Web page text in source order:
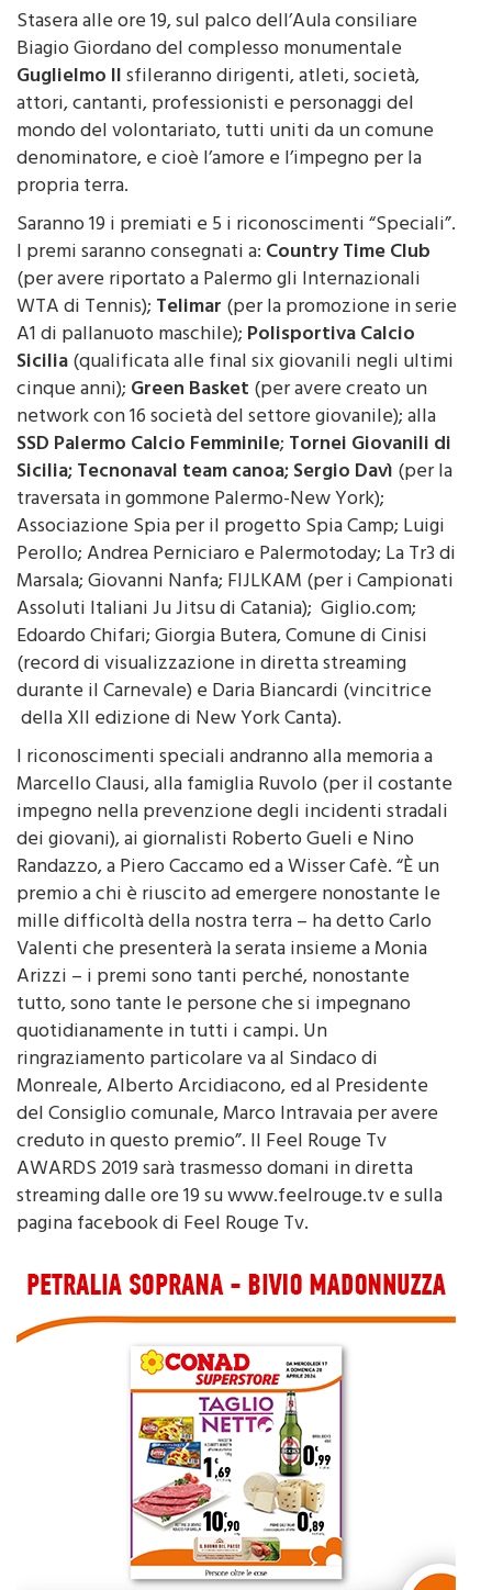
Stasera alle ore 19, sul palco dell’Aula consiliare
Biagio Giordano del complesso monumentale
Guglielmo IIsfileranno dirigenti, atleti, società,
attori, cantanti, professionisti e personaggi del
mondo del volontariato, tutti uniti da un comune
denominatore, e cioè l’amore e l’impegno per la
propria terra.
Saranno 19 i premiati e 5 i riconoscimenti “Speciali”.
I premi saranno consegnati a:Country Time Club
(per avere riportato a Palermo gli Internazionali
WTA di Tennis);Telimar(per la promozione in serie
A1 di pallanuoto maschile);Polisportiva Calcio
Sicilia(qualificata alle final six giovanili negli ultimi
cinque anni);Green Basket(per avere creato un
network con 16 società del settore giovanile); alla
SSD Palermo Calcio Femminile;Tornei Giovanili di
Sicilia; Tecnonaval team canoa; Sergio Davì(per la
traversata in gommone Palermo-New York);
Associazione Spia per il progetto Spia Camp; Luigi
Perollo; Andrea Perniciaro e Palermotoday; La Tr3 di
Marsala; Giovanni Nanfa; FIJLKAM (per i Campionati
Assoluti Italiani Ju Jitsu di Catania); Giglio.com;
Edoardo Chifari; Giorgia Butera, Comune di Cinisi
(record di visualizzazione in diretta streaming
durante il Carnevale) e Daria Biancardi (vincitrice
della XII edizione di New York Canta).
I riconoscimenti speciali andranno alla memoria a
Marcello Clausi, alla famiglia Ruvolo (per il costante
impegno nella prevenzione degli incidenti stradali
dei giovani), ai giornalisti Roberto Gueli e Nino
Randazzo, a Piero Caccamo ed a Wisser Cafè. “È un
premio a chi è riuscito ad emergere nonostante le
mille difficoltà della nostra terra – ha detto Carlo
Valenti che presenterà la serata insieme a Monia
Arizzi – i premi sono tanti perché, nonostante
tutto, sono tante le persone che si impegnano
quotidianamente in tutti i campi. Un
ringraziamento particolare va al Sindaco di
Monreale, Alberto Arcidiacono, ed al Presidente
del Consiglio comunale, Marco Intravaia per avere
creduto in questo premio”. Il Feel Rouge Tv
AWARDS 2019 sarà trasmesso domani in diretta
streaming dalle ore 19 su www.feelrouge.tv e sulla
pagina facebook di Feel Rouge Tv.